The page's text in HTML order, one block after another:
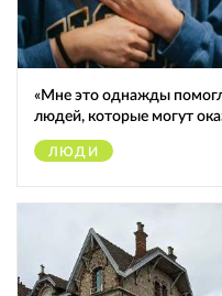
«Мне это однажды
людей, которые могут
ЛЮДИ